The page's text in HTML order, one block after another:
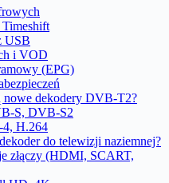
USB
i VOD
(EPG)
nowe dekodery DVB-T2?
S, DVB-S2
H.264
do telewizji naziemnej?
złączy (HDMI, SCART,